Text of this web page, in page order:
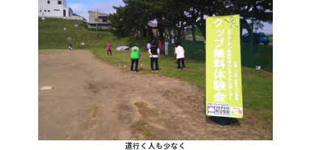
道行く人も少なく